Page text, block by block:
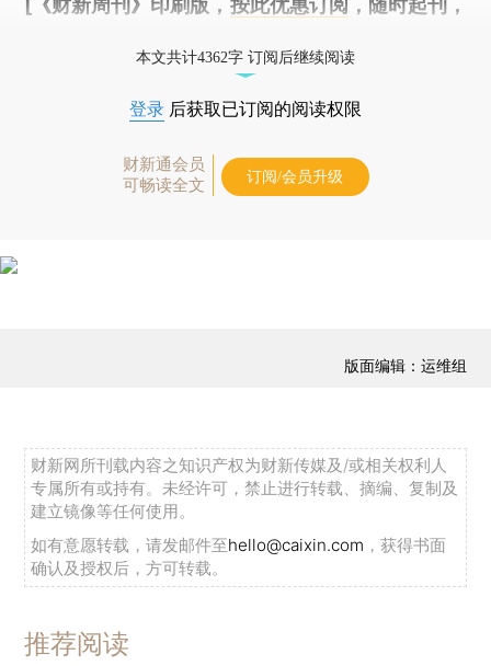
[《财新周刊》印刷版， 按此优惠订阅 ，随时起刊，
本文共计4362字 订阅后继续阅读
登录 后获取已订阅的阅读权限
财新通会员
可畅读全文
订阅/会员升级
版面编辑：运维组
财新网所刊载内容之知识产权为财新传媒及/或相关权利人
专属所有或持有。未经许可，禁止进行转载、摘编、复制及
建立镜像等任何使用。
如有意愿转载，请发邮件至hello@caixin.com ，获得书面
确认及授权后，方可转载。
推荐阅读